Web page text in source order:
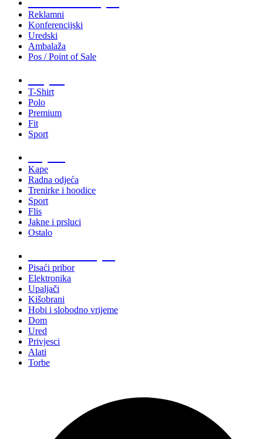
Reklamni
Konferencijski
Uredski
Ambalaža
Pos / Point of Sale
T-Shirt
Polo
Premium
Fit
Sport
Kape
Radna odjeća
Trenirke i hoodice
Sport
Flis
Jakne i prsluci
Ostalo
Pisaći pribor
Elektronika
Upaljači
Kišobrani
Hobi i slobodno vrijeme
Dom
Ured
Privjesci
Alati
Torbe